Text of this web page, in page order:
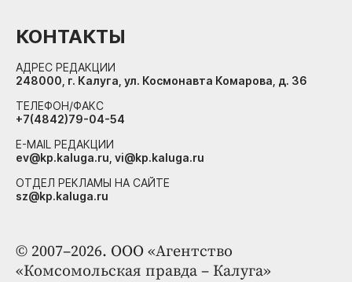
© 2007–2026. ООО «Агентство
«Комсомольская правда – Калуга»
КОНТАКТЫ
АДРЕС РЕДАКЦИИ
248000, г. Калуга, ул. Космонавта Комарова, д. 36
ТЕЛЕФОН/ФАКС
+7(4842)79-04-54
E-MAIL РЕДАКЦИИ
ev@kp.kaluga.ru, vi@kp.kaluga.ru
ОТДЕЛ РЕКЛАМЫ НА САЙТЕ
sz@kp.kaluga.ru